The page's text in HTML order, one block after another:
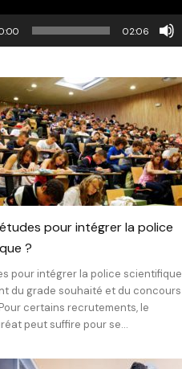
02:06
pour intégrer la police
?
pour intégrer la police scientifique
du grade souhaité et du concours
certains recrutements, le
peut suffire pour se...